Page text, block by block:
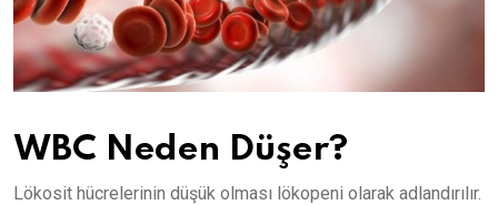
WBC Neden Düşer?
Lökosit hücrelerinin düşük olması lökopeni olarak adlandırılır.